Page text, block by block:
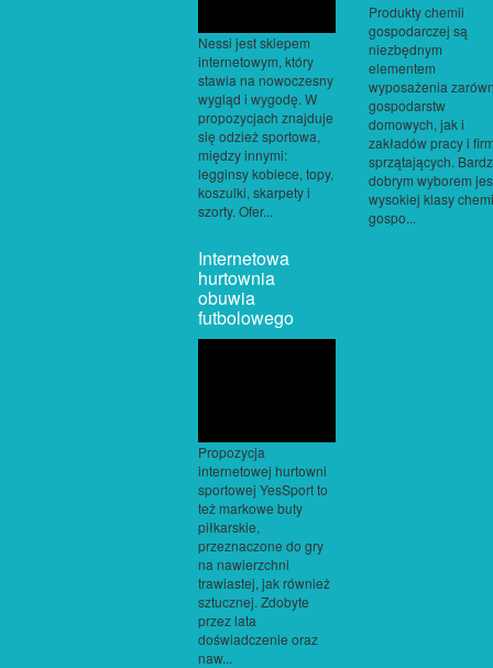
Nessi jest sklepem
internetowym, który
stawia na nowoczesny
wygląd i wygodę. W
propozycjach znajduje
się odzież sportowa,
między innymi:
legginsy kobiece, topy,
koszulki, skarpety i
szorty. Ofer...
Produkty chemii
gospodarczej są
niezbędnym
elementem
wyposażenia
gospodarstw
domowych, jak i
zakładów pracy i
sprzątających.
dobrym wyborem
wysokiej klasy
gospo...
Internetowa
hurtownia
obuwia
futbolowego
Propozycja
internetowej hurtowni
sportowej YesSport to
też markowe buty
piłkarskie,
przeznaczone do gry
na nawierzchni
trawiastej, jak również
sztucznej. Zdobyte
przez lata
doświadczenie oraz
naw...